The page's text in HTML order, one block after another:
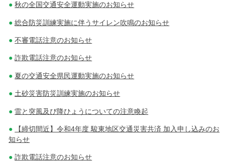
秋の全国交通安全運動実施のお知らせ
総合防災訓練実施に伴うサイレン吹鳴のお知らせ
不審電話注意のお知らせ
詐欺電話注意のお知らせ
夏の交通安全県民運動実施のお知らせ
土砂災害防災訓練実施のお知らせ
雷と突風及び降ひょうについての注意喚起
【締切間近】令和4年度 駿東地区交通災害共済 加入申し込みのお
知らせ
詐欺電話注意のお知らせ